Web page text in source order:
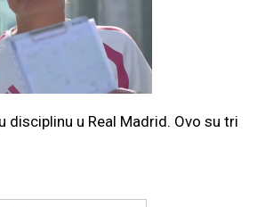
disciplinu u Real Madrid. Ovo su tri